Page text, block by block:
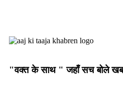
"वक्त के साथ " जहाँ सच बोले